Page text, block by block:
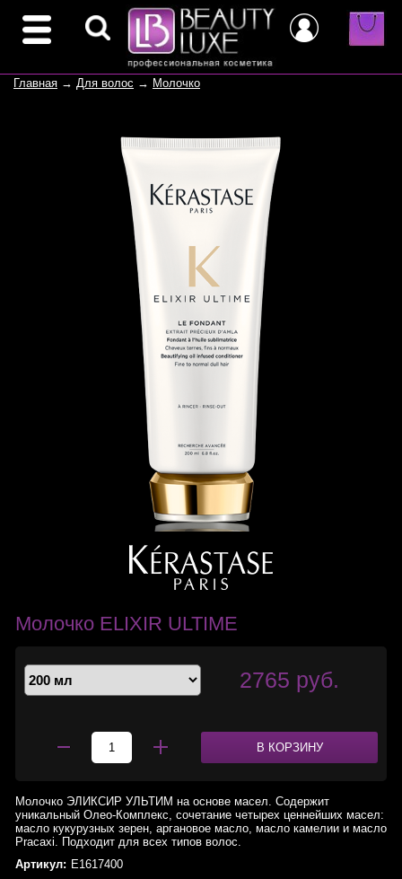
Главная → Для волос → Молочко
Молочко ELIXIR ULTIME
2765 руб.
В КОРЗИНУ
Молочко ЭЛИКСИР УЛЬТИМ на основе масел. Содержит
уникальный Олео-Комплекс, сочетание четырех ценнейших масел:
масло кукурузных зерен, аргановое масло, масло камелии и масло
Pracaxi. Подходит для всех типов волос.
Артикул: E1617400